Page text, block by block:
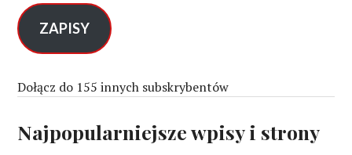
e
s
e
m
l
ZAPISY
Dołącz do 155 innych subskrybentów
Najpopularniejsze wpisy i strony